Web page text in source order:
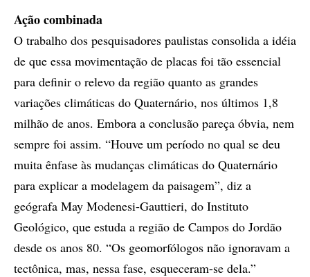
Ação combinada
O trabalho dos pesquisadores paulistas consolida a idéia
de que essa movimentação de placas foi tão essencial
para definir o relevo da região quanto as grandes
variações climáticas do Quaternário, nos últimos 1,8
milhão de anos. Embora a conclusão pareça óbvia, nem
sempre foi assim. “Houve um período no qual se deu
muita ênfase às mudanças climáticas do Quaternário
para explicar a modelagem da paisagem”, diz a
geógrafa May Modenesi-Gauttieri, do Instituto
Geológico, que estuda a região de Campos do Jordão
desde os anos 80. “Os geomorfólogos não ignoravam a
tectônica, mas, nessa fase, esqueceram-se dela.”